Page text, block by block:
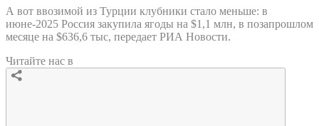
А вот ввозимой из Турции клубники стало меньше: в
июне-2025 Россия закупила ягоды на $1,1 млн, в позапрошлом
месяце на $636,6 тыс, передает РИА Новости.
Читайте нас в